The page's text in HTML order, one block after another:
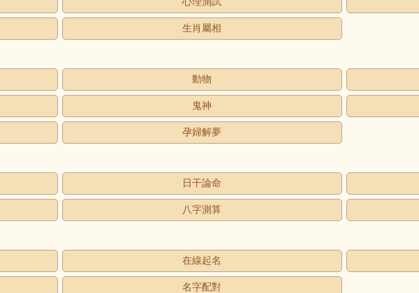
生肖屬相
動物
鬼神
孕婦解夢
日干論命
八字測算
在線起名
名字配對